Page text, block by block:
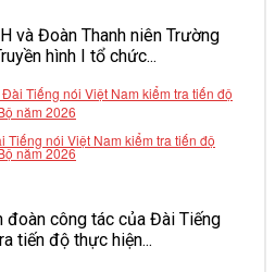
và Đoàn Thanh niên Trường
hình I tổ chức...
Tiếng nói Việt Nam kiểm tra tiến độ
năm 2026
đoàn công tác của Đài Tiếng
tiến độ thực hiện...